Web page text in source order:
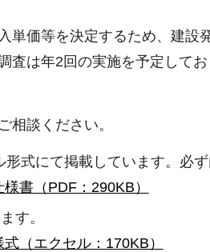
価等を決定するため、建
は年2回の実施を予定して
相談ください。
式にて掲載しています。必ず
書（PDF：290KB）
す。
（エクセル：170KB）